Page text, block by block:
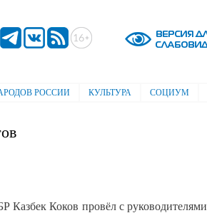
РОССИИ КУЛЬТУРА СОЦИУМ
Казбек Коков провёл с руководителями